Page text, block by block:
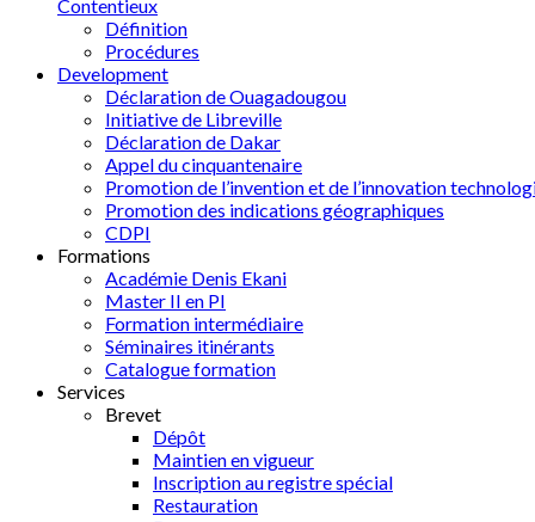
Contentieux
Définition
Procédures
Development
Déclaration de Ouagadougou
Initiative de Libreville
Déclaration de Dakar
Appel du cinquantenaire
Promotion de l’invention et de l’innovation
Promotion des indications géographiques
CDPI
Formations
Académie Denis Ekani
Master II en PI
Formation intermédiaire
Séminaires itinérants
Catalogue formation
Services
Brevet
Dépôt
Maintien en vigueur
Inscription au registre spécial
Restauration